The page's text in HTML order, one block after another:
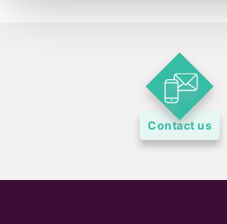
Contact us